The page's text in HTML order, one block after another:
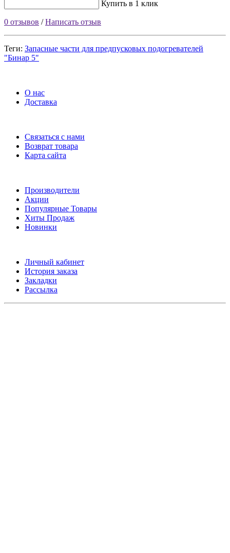
Купить в 1 клик
0 отзывов /Написать отзыв
Теги: Запасные части для предпусковых подогревателей
"Бинар 5"
О нас
Доставка
Связаться с нами
Возврат товара
Карта сайта
Производители
Акции
Популярные Товары
Хиты Продаж
Новинки
Личный кабинет
История заказа
Закладки
Рассылка